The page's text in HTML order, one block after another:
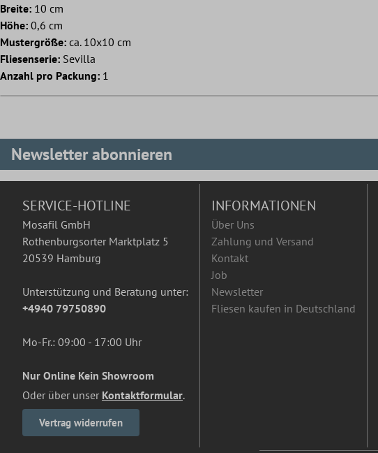
Breite: 10 cm
Höhe: 0,6 cm
Mustergröße: ca. 10x10 cm
Fliesenserie: Sevilla
Anzahl pro Packung: 1
Newsletter abonnieren
SERVICE-HOTLINE
Mosafil GmbH
Rothenburgsorter Marktplatz 5
20539 Hamburg
Unterstützung und Beratung unter:
+4940 79750890
Mo-Fr.: 09:00 - 17:00 Uhr
Nur Online Kein Showroom
Oder über unser Kontaktformular.
Vertrag widerrufen
INFORMATIONEN
Über Uns
Zahlung und Versand
Kontakt
Job
Newsletter
Fliesen kaufen in Deutschland